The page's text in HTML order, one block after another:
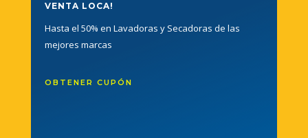
VENTA LOCA!
Hasta el 50% en Lavadoras y Secadoras de las
mejores marcas
OBTENER CUPÓN